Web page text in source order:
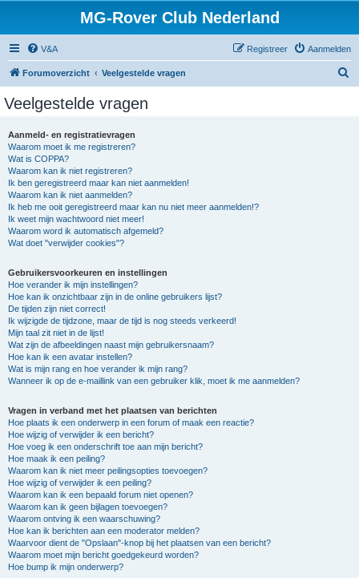
MG-Rover Club Nederland
V&A Aanmelden
Registreer
Forumoverzicht Veelgestelde vragen
Veelgestelde vragen
Aanmeld- en registratievragen
Waarom moet ik me registreren?
Wat is COPPA?
Waarom kan ik niet registreren?
Ik ben geregistreerd maar kan niet aanmelden!
Waarom kan ik niet aanmelden?
Ik heb me ooit geregistreerd maar kan nu niet meer aanmelden!?
Ik weet mijn wachtwoord niet meer!
Waarom word ik automatisch afgemeld?
Wat doet "verwijder cookies"?
Gebruikersvoorkeuren en instellingen
Hoe verander ik mijn instellingen?
Hoe kan ik onzichtbaar zijn in de online gebruikers lijst?
De tijden zijn niet correct!
Ik wijzigde de tijdzone, maar de tijd is nog steeds verkeerd!
Mijn taal zit niet in de lijst!
Wat zijn de afbeeldingen naast mijn gebruikersnaam?
Hoe kan ik een avatar instellen?
Wat is mijn rang en hoe verander ik mijn rang?
Wanneer ik op de e-maillink van een gebruiker klik, moet ik me aanmelden?
Vragen in verband met het plaatsen van berichten
Hoe plaats ik een onderwerp in een forum of maak een reactie?
Hoe wijzig of verwijder ik een bericht?
Hoe voeg ik een onderschrift toe aan mijn bericht?
Hoe maak ik een peiling?
Waarom kan ik niet meer peilingsopties toevoegen?
Hoe wijzig of verwijder ik een peiling?
Waarom kan ik een bepaald forum niet openen?
Waarom kan ik geen bijlagen toevoegen?
Waarom ontving ik een waarschuwing?
Hoe kan ik berichten aan een moderator melden?
Waarvoor dient de "Opslaan"-knop bij het plaatsen van een bericht?
Waarom moet mijn bericht goedgekeurd worden?
Hoe bump ik mijn onderwerp?